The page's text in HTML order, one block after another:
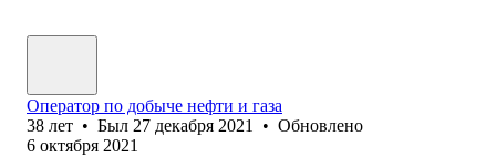
Оператор по добыче нефти и газа
38 лет • Был 27 декабря 2021 • Обновлено
6 октября 2021